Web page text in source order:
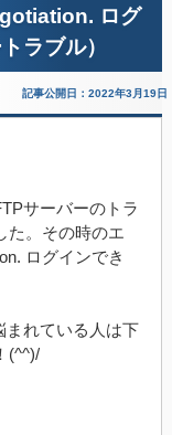
ログ
ラブル）
記事公開日：2022年3月19日
サーバーのトラ
た。その時のエ
ログインでき
まれている人は下
(^^)/